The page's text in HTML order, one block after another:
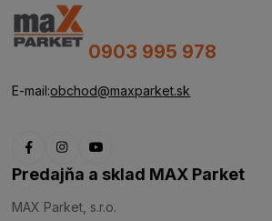
0903 995 978
E-mail:obchod@maxparket.sk
Predajňa a sklad MAX Parket
MAX Parket, s.r.o.